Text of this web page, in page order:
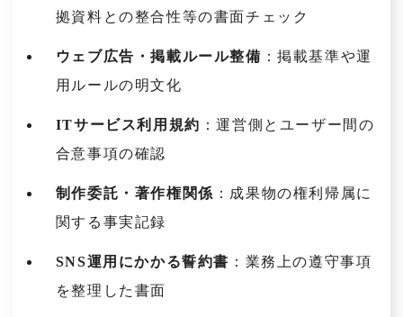
拠資料との整合性等の書面チェック
ウェブ広告・掲載ルール整備 ：掲載基準や運
用ルールの明文化
ITサービス利用規約 ：運営側とユーザー間の
合意事項の確認
制作委託・著作権関係 ：成果物の権利帰属に
関する事実記録
SNS運用にかかる誓約書 ：業務上の遵守事項
を整理した書面